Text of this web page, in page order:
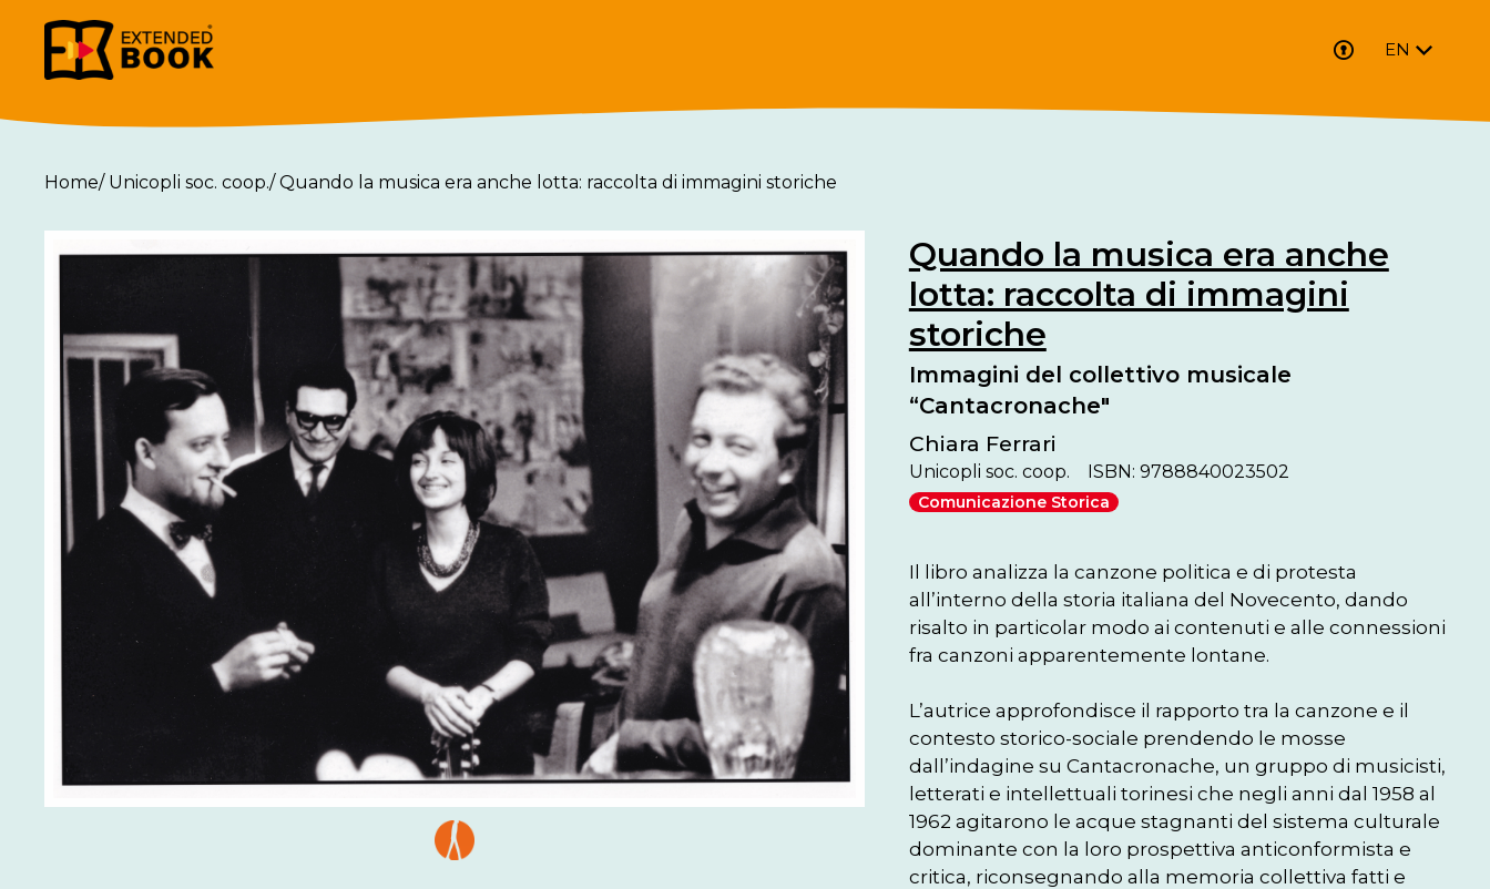
EN
Home/ Unicopli soc. coop./ Quando la musica era anche lotta: raccolta di immagini storiche
Quando la musica era anche
lotta: raccolta di immagini
storiche
Immagini del collettivo musicale
“Cantacronache"
Chiara Ferrari
Unicopli soc. coop. ISBN: 9788840023502
Comunicazione Storica
Il libro analizza la canzone politica e di protesta
all’interno della storia italiana del Novecento, dando
risalto in particolar modo ai contenuti e alle connessioni
fra canzoni apparentemente lontane.
L’autrice approfondisce il rapporto tra la canzone e il
contesto storico-sociale prendendo le mosse
dall’indagine su Cantacronache, un gruppo di musicisti,
letterati e intellettuali torinesi che negli anni dal 1958 al
1962 agitarono le acque stagnanti del sistema culturale
dominante con la loro prospettiva anticonformista e
critica, riconsegnando alla memoria collettiva fatti e